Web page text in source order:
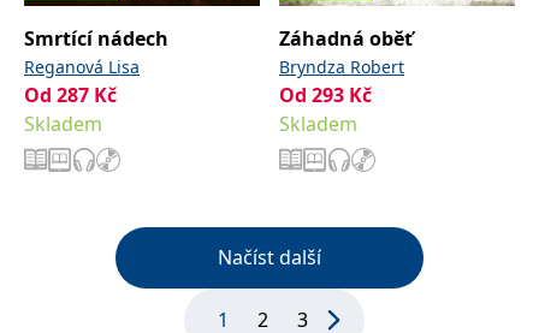
Smrtící nádech
Reganová Lisa
Od 287 Kč
Skladem
Záhadná oběť
Bryndza Robert
Od 293 Kč
Skladem
Načíst další
1 2 3